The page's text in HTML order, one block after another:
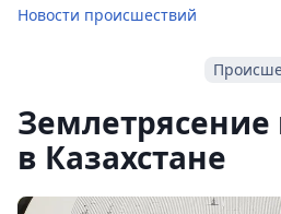
Новости происшествий
в Казахстане